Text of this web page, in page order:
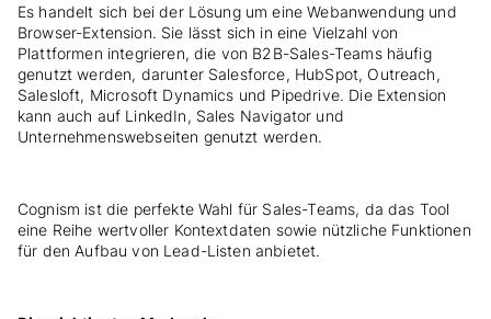
Es handelt sich bei der Lösung um eine Webanwendung und
Browser-Extension. Sie lässt sich in eine Vielzahl von
Plattformen integrieren, die von B2B-Sales-Teams häufig
genutzt werden, darunter Salesforce, HubSpot, Outreach,
Salesloft, Microsoft Dynamics und Pipedrive. Die Extension
kann auch auf LinkedIn, Sales Navigator und
Unternehmenswebseiten genutzt werden.
Cognism ist die perfekte Wahl für Sales-Teams, da das Tool
eine Reihe wertvoller Kontextdaten sowie nützliche Funktionen
für den Aufbau von Lead-Listen anbietet.